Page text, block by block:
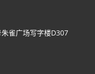
雀广场写字楼D307